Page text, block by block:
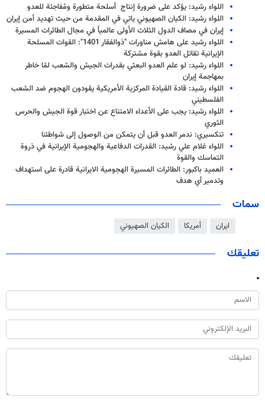
اللواء رشيد: يؤكد على ضرورة إنتاج أسلحة متطورة ومُفاجئة للعدو
اللواء رشيد: الكيان الصهيوني ياتي في المقدمة من حيث تهديد أمن إيران
إيران في مصاف الدول الثلاث الأولى عالمياً في مجال الطائرات المسيرة
اللواء رشيد على هامش مناورات "ذوالفقار 1401": القوات المسلحة
الإيرانية تقاتل العدو بقوة مشتركة
اللواء رشيد: لو علم العدو البعثي بقدرات الجيش والشعب لمّا خاطر
بمهاجمة إيران
اللواء رشيد: قادة القيادة المركزية الأمريكية یقودون الهجوم ضد الشعب
الفلسطيني
اللواء رشيد: يجب على الأعداء الامتناع عن اختبار قوة الجيش والحرس
الثوري
تنكسيري: ندمر العدو قبل أن يتمكن من الوصول إلى شواطئنا
اللواء غلام علي رشيد: القدرات الدفاعية والهجومية الإيرانية في ذروة
التماسك والقوة
العميد باكبور: الطائرات المسيرة الهجومية الايرانية قادرة على استهداف
وتدمير أي هدف
سمات
ايران أمريكا الكيان الصهيوني
تعليقك